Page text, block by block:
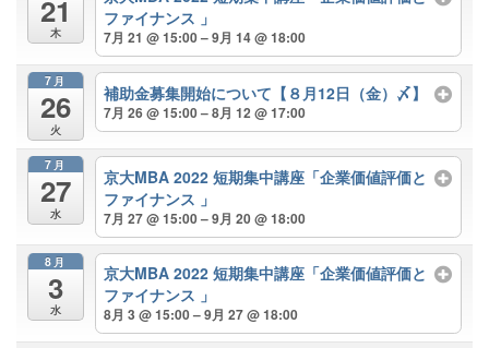
21
木
ファイナンス 」
7月 21 @ 15:00 – 9月 14 @ 18:00
7月
26
火
補助金募集開始について【８月12日（金）〆】
7月 26 @ 15:00 – 8月 12 @ 17:00
7月
27
水
京大MBA 2022 短期集中講座「企業価値評価と
ファイナンス 」
7月 27 @ 15:00 – 9月 20 @ 18:00
8月
3
水
京大MBA 2022 短期集中講座「企業価値評価と
ファイナンス 」
8月 3 @ 15:00 – 9月 27 @ 18:00